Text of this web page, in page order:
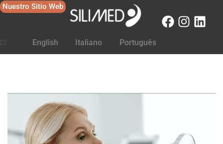
Nuestro Sitio Web
English Italiano Português